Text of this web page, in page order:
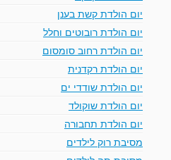
יום הולדת קשת בענן
יום הולדת רובוטים וחלל
יום הולדת רחוב סומסום
יום הולדת רקדנית
יום הולדת שודדי ים
יום הולדת שוקולד
יום הולדת תחבורה
מסיבת רוק לילדים